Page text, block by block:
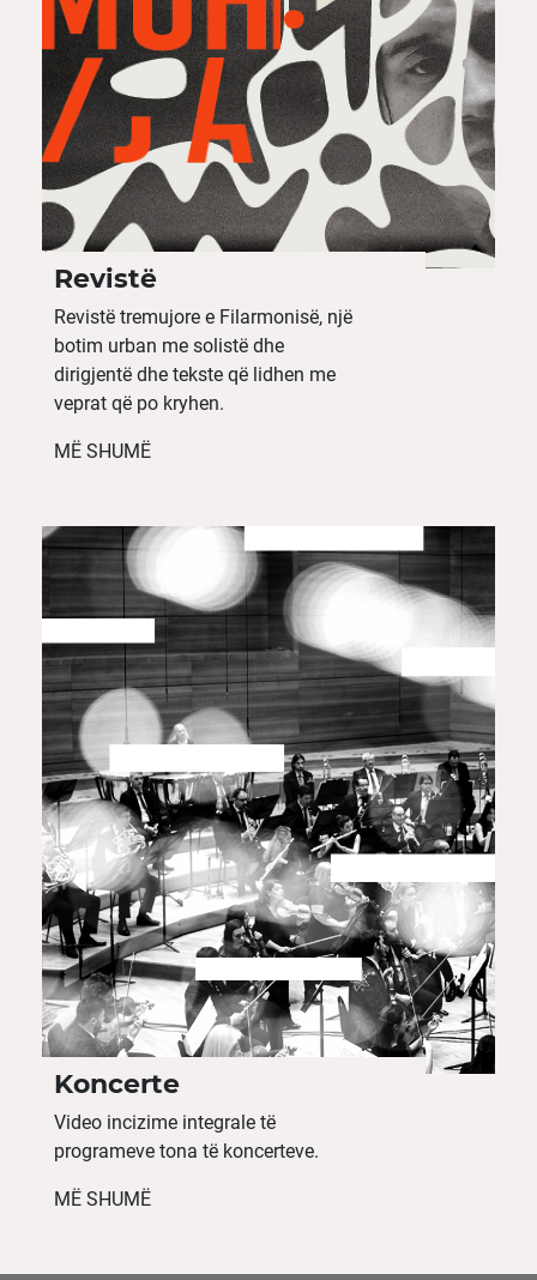
Revistë
Revistë tremujore e Filarmonisë, një
botim urban me solistë dhe
dirigjentë dhe tekste që lidhen me
veprat që po kryhen.
MË SHUMË
Koncerte
Video incizime integrale të
programeve tona të koncerteve.
MË SHUMË